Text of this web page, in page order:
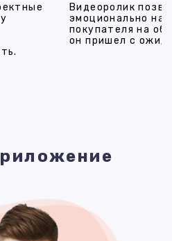
Видеоролик
эмоционально
покупателя на
он пришел с